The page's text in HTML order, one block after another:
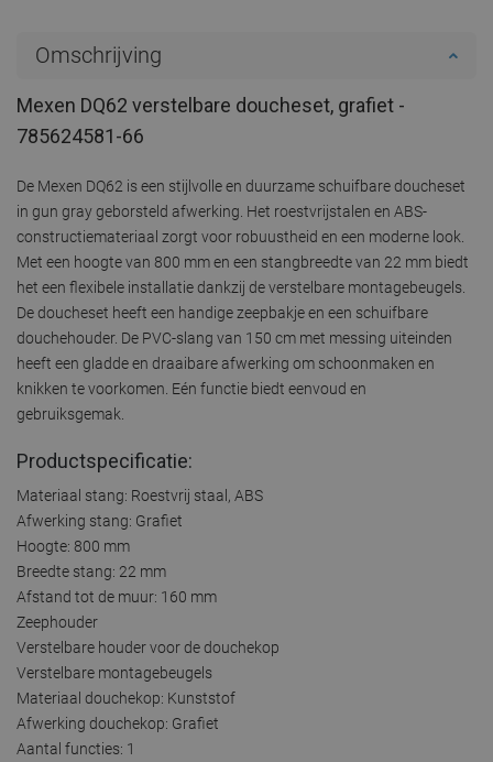
Omschrijving
Mexen DQ62 verstelbare doucheset, grafiet -
785624581-66
De Mexen DQ62 is een stijlvolle en duurzame schuifbare doucheset
in gun gray geborsteld afwerking. Het roestvrijstalen en ABS-
constructiemateriaal zorgt voor robuustheid en een moderne look.
Met een hoogte van 800 mm en een stangbreedte van 22 mm biedt
het een flexibele installatie dankzij de verstelbare montagebeugels.
De doucheset heeft een handige zeepbakje en een schuifbare
douchehouder. De PVC-slang van 150 cm met messing uiteinden
heeft een gladde en draaibare afwerking om schoonmaken en
knikken te voorkomen. Eén functie biedt eenvoud en
gebruiksgemak.
Productspecificatie:
Materiaal stang: Roestvrij staal, ABS
Afwerking stang: Grafiet
Hoogte: 800 mm
Breedte stang: 22 mm
Afstand tot de muur: 160 mm
Zeephouder
Verstelbare houder voor de douchekop
Verstelbare montagebeugels
Materiaal douchekop: Kunststof
Afwerking douchekop: Grafiet
Aantal functies: 1